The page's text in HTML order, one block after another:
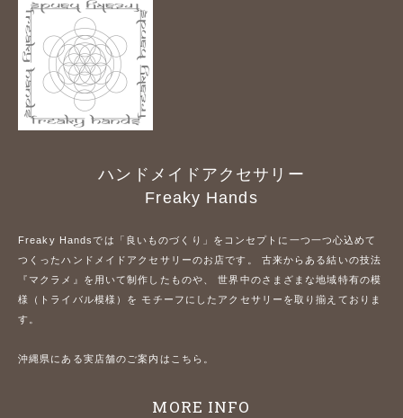
ハンドメイドアクセサリー
Freaky Hands
Freaky Handsでは「良いものづくり」をコンセプトに一つ一つ心込めて
つくったハンドメイドアクセサリーのお店です。 古来からある結いの技法
『マクラメ』を用いて制作したものや、 世界中のさまざまな地域特有の模
様（トライバル模様）を モチーフにしたアクセサリーを取り揃えておりま
す。
沖縄県にある実店舗のご案内はこちら。
MORE INFO